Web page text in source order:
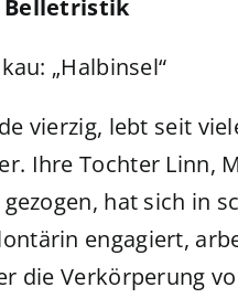
Belletristik
„Halbinsel“
vierzig, lebt seit
Ihre Tochter Linn,
hat sich in
engagiert,
die Verkörperung